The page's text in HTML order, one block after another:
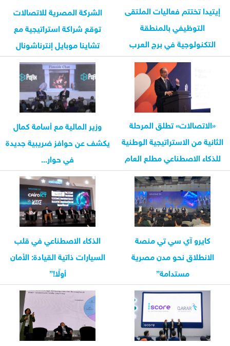
إيتيدا تختتم فعاليات الملتقى
التوظيفي بالمنطقة
التكنولوجية في برج العرب
الجديدة
الشركة المصرية للاتصالات
توقع شراكة استراتيجية مع
تشاينا موبايل إنترناشونال
«الاتصالات» تطلق المرحلة
الثانية من الاستراتيجية الوطنية
للذكاء الاصطناعي مطلع العام
المقبل
وزير المالية مع أسامة كمال
يكشف عن حوافز ضريبية جديدة
في حوار...
كايرو آي سي تي منصة
الانطلاق نحو مدن مصرية
مستدامة”
الذكاء الاصطناعي في قلب
السيارات ذاتية القيادة: الأمان
أولًا!”